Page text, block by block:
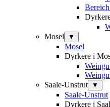
Mosel
▼
Mosel
Dyrkere i
Saale-Unstrut
▼
Saale-Unstrut
Dyrkere i